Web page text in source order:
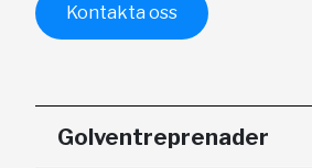
Kontakta oss
Golventreprenader